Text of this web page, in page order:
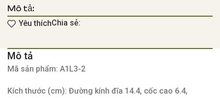
Mô tả:
Yêu thíchChia sẻ:
Mô tả
Mã sản phẩm: A1L3-2
Kích thước (cm): Đường kính đĩa 14.4, cốc cao 6.4,